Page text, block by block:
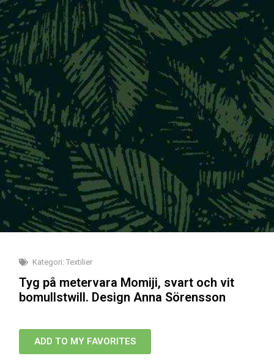
Kategori:Textilier
Tyg på metervara Momiji, svart och vit
bomullstwill. Design Anna Sörensson
ADD TO MY FAVORITES